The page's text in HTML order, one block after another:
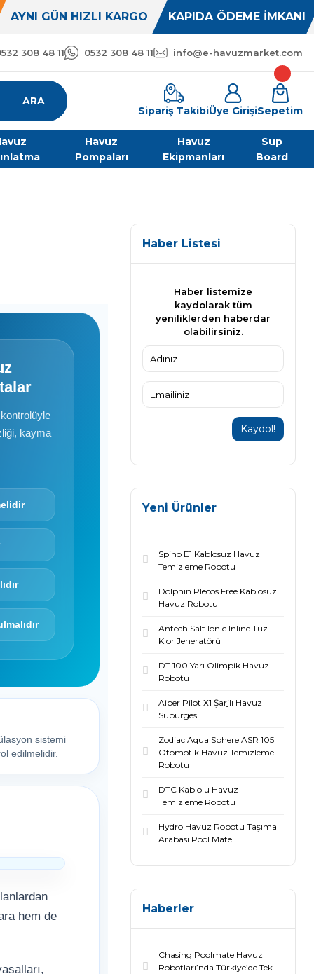
AYNI GÜN HIZLI KARGO KAPIDA ÖDEME İMKANI
308 48 11 0532 308 48 11 info@e-havuzmarket.com
ARA
Sipariş TakibiÜye GirişiSepetim
Havuz
Pompaları
Havuz
Ekipmanları
Sup
Board
kayma
sistemi
edilmelidir.
hem de
Haber Listesi
Haber listemize
kaydolarak tüm
yeniliklerden haberdar
olabilirsiniz.
Kaydol!
Yeni Ürünler
Spino E1 Kablosuz Havuz
Temizleme Robotu
Dolphin Plecos Free Kablosuz
Havuz Robotu
Antech Salt Ionic Inline Tuz
Klor Jeneratörü
DT 100 Yarı Olimpik Havuz
Robotu
Aiper Pilot X1 Şarjlı Havuz
Süpürgesi
Zodiac Aqua Sphere ASR 105
Otomotik Havuz Temizleme
Robotu
DTC Kablolu Havuz
Temizleme Robotu
Hydro Havuz Robotu Taşıma
Arabası Pool Mate
Haberler
Chasing Poolmate Havuz
Robotları’nda Türkiye’de Tek